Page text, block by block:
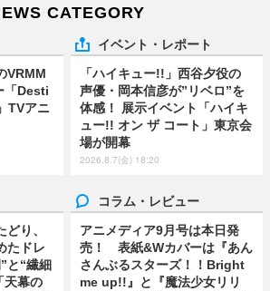
CATEGORY
VRMM
「Desti
TVアニ
イベント・レポート
「ハイキュー!!」西谷夕役の
声優・岡本信彦が”リベロ”を
体感！ 展示イベント「ハイキ
ュー!! オン ザ コート」東京会
場が開幕
2026.8.7(金) 18:20
り、
たドレ
と“繊細
幕の
コラム・レビュー
アニメディア9月号は本日発
売！ 表紙&Wカバーは『あん
さんぶるスターズ！！Bright
me up!!』と『魔法少女リリ